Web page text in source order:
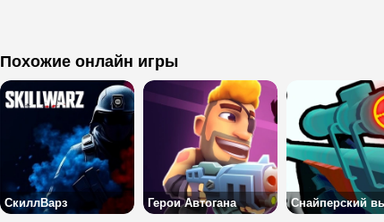
Похожие онлайн игры
СкиллВарз Герои Автогана